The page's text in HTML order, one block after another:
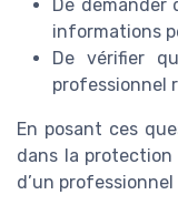
De demander
informations
De vérifier
professionnel
En posant ces
dans la
d’un